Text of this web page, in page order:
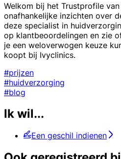
Welkom bij het Trustprofile
onafhankelijke inzichten over
deze specialist in
op klantbeoordelingen en zie
je een weloverwogen keuze
koopt bij Ivyclinics.
#prijzen
#huidverzorging
#blog
Ik wil...
Een geschil indienen